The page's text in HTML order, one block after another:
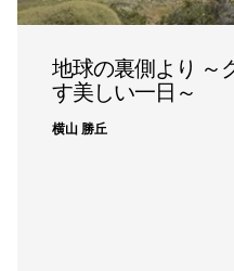
地球の裏側より ～
す美しい一日～
横山 勝丘